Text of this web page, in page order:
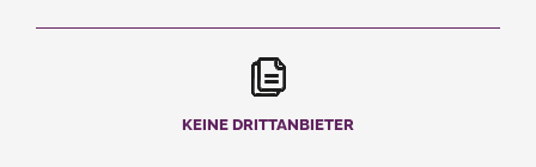
KEINE DRITTANBIETER